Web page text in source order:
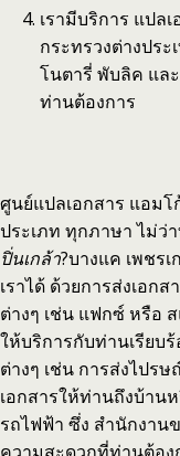
เรามีบริการ แปล
กระทรวงต่างปร
โนตารี่ พับลิค แล
ท่านต้องการ
ศูนย์แปลเอกสาร แอมโ
ประเภท ทุกภาษา ไม่ว่
ปิ่นเกล้า?บางแค เพชร
เราได้ ด้วยการส่งเอก
ต่างๆ เช่น แฟกซ์ หรือ
ให้บริการกับท่านเรียบ
ต่างๆ เช่น การส่งไปร
เอกสารให้ท่านถึงบ้าน
รถไฟฟ้า ซึ่ง สำนักงาน